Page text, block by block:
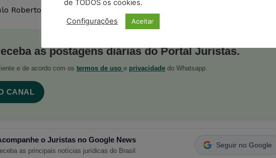
Roberto Netto)
as postagens diárias do Portal Juristas.
e de acordo com os termos de uso e privacidade do Whatsapp.
CANAL
o Juristas no Google News
as principais notícias jurídicas do Brasil
Seguir no Google
de TODOS os cookies.
Configurações Aceitar